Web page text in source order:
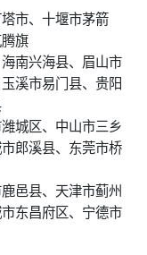
市、十堰市茅箭
旗
南兴海县、眉山市
溪市易门县、贵阳
城区、中山市三乡
郎溪县、东莞市桥
邑县、天津市蓟州
东昌府区、宁德市